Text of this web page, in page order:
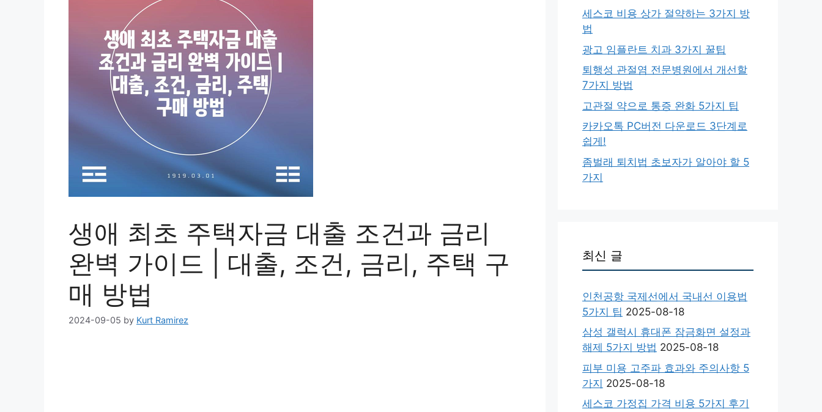
생애 최초 주택자금 대출 조건과 금리
완벽 가이드 | 대출, 조건, 금리, 주택 구
매 방법
2024-09-05 by Kurt Ramirez
세스코 비용 상가 절약하는 3가지 방
법
광고 임플란트 치과 3가지 꿀팁
퇴행성 관절염 전문병원에서 개선할
7가지 방법
고관절 약으로 통증 완화 5가지 팁
카카오톡 PC버전 다운로드 3단계로
쉽게!
좀벌래 퇴치법 초보자가 알아야 할 5
가지
최신 글
인천공항 국제선에서 국내선 이용법
5가지 팁 2025-08-18
삼성 갤럭시 휴대폰 잠금화면 설정과
해제 5가지 방법 2025-08-18
피부 미용 고주파 효과와 주의사항 5
가지 2025-08-18
세스코 가정집 가격 비용 5가지 후기